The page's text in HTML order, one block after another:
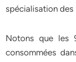
spécialisation
Notons que les
consommées